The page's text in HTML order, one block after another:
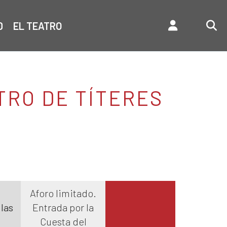
EL TEATRO
DE TÍTERES
Aforo limitado.
Entrada por la
Cuesta del